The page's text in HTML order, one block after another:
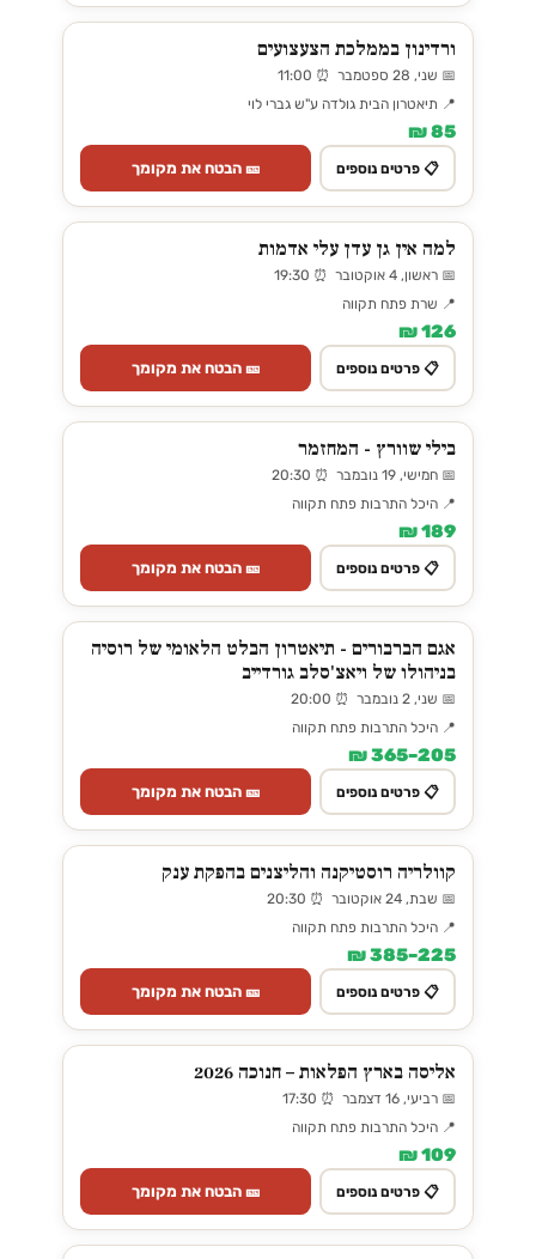
ורדינון בממלכת הצעצועים
📅 שני, 28 ספטמבר ⏰ 11:00
📍 תיאטרון הבית גולדה ע"ש גברי לוי
85 ₪
📋 פרטים נוספים 🎫 הבטח את מקומך
למה אין גן עדן עלי אדמות
📅 ראשון, 4 אוקטובר ⏰ 19:30
📍 שרת פתח תקווה
126 ₪
📋 פרטים נוספים 🎫 הבטח את מקומך
בילי שוורץ - המחזמר
📅 חמישי, 19 נובמבר ⏰ 20:30
📍 היכל התרבות פתח תקווה
189 ₪
📋 פרטים נוספים 🎫 הבטח את מקומך
אגם הברבורים - תיאטרון הבלט הלאומי של רוסיה
בניהולו של ויאצ'סלב גורדייב
📅 שני, 2 נובמבר ⏰ 20:00
📍 היכל התרבות פתח תקווה
205–365 ₪
📋 פרטים נוספים 🎫 הבטח את מקומך
קוולריה רוסטיקנה והליצנים בהפקת ענק
📅 שבת, 24 אוקטובר ⏰ 20:30
📍 היכל התרבות פתח תקווה
225–385 ₪
📋 פרטים נוספים 🎫 הבטח את מקומך
אליסה בארץ הפלאות – חנוכה 2026
📅 רביעי, 16 דצמבר ⏰ 17:30
📍 היכל התרבות פתח תקווה
109 ₪
📋 פרטים נוספים 🎫 הבטח את מקומך